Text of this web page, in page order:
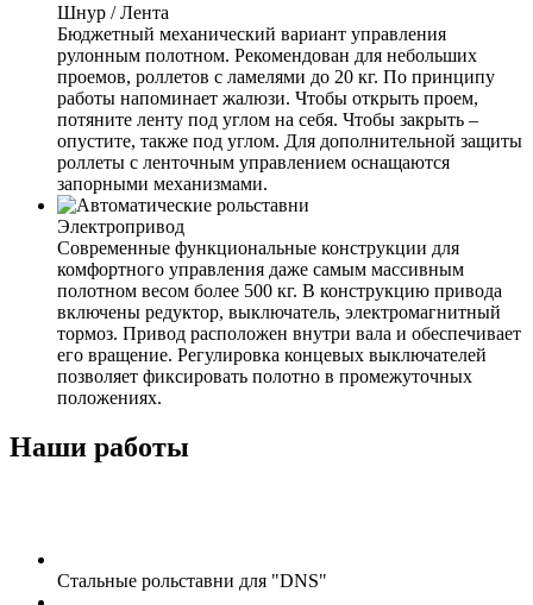
Шнур / Лента
Бюджетный механический вариант управления
рулонным полотном. Рекомендован для небольших
проемов, роллетов с ламелями до 20 кг. По принципу
работы напоминает жалюзи. Чтобы открыть проем,
потяните ленту под углом на себя. Чтобы закрыть –
опустите, также под углом. Для дополнительной защиты
роллеты с ленточным управлением оснащаются
запорными механизмами.
Электропривод
Современные функциональные конструкции для
комфортного управления даже самым массивным
полотном весом более 500 кг. В конструкцию привода
включены редуктор, выключатель, электромагнитный
тормоз. Привод расположен внутри вала и обеспечивает
его вращение. Регулировка концевых выключателей
позволяет фиксировать полотно в промежуточных
положениях.
Наши работы
Стальные рольставни для "DNS"